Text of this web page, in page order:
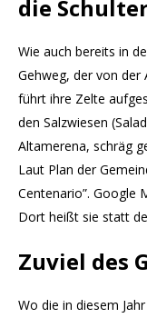
die
Wie auch bereits in
Gehweg, der von der
führt ihre Zelte
den Salzwiesen
Altamerena, schräg
Laut Plan der
Centenario”. Google
Dort heißt sie statt
Zuviel des
Wo die in diesem